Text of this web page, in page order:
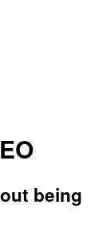
being